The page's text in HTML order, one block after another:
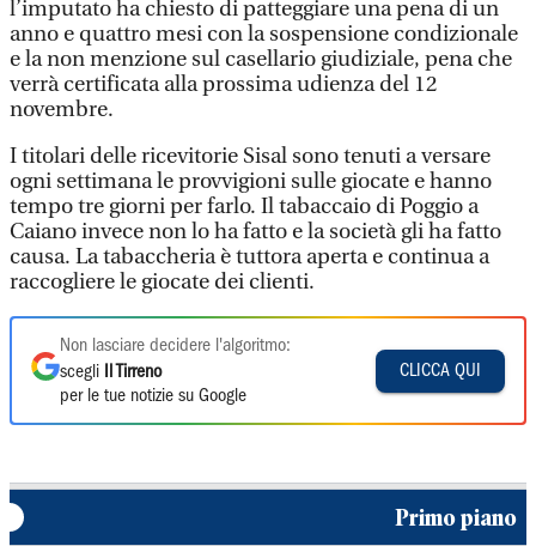
l’imputato ha chiesto di patteggiare una pena di un
anno e quattro mesi con la sospensione condizionale
e la non menzione sul casellario giudiziale, pena che
verrà certificata alla prossima udienza del 12
novembre.
I titolari delle ricevitorie Sisal sono tenuti a versare
ogni settimana le provvigioni sulle giocate e hanno
tempo tre giorni per farlo. Il tabaccaio di Poggio a
Caiano invece non lo ha fatto e la società gli ha fatto
causa. La tabaccheria è tuttora aperta e continua a
raccogliere le giocate dei clienti.
Non lasciare decidere l'algoritmo:
scegli
Il Tirreno
per le tue notizie su Google
CLICCA QUI
Primo piano